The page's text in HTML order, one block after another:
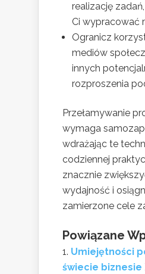
realizację
Ci wypracować
Ogranicz
mediów
innych
rozproszenia
Przełamywanie
wymaga
wdrażając te
codziennej
znacznie
wydajność i
zamierzone cele
Powiązane
Umiejętności
świecie biznesie